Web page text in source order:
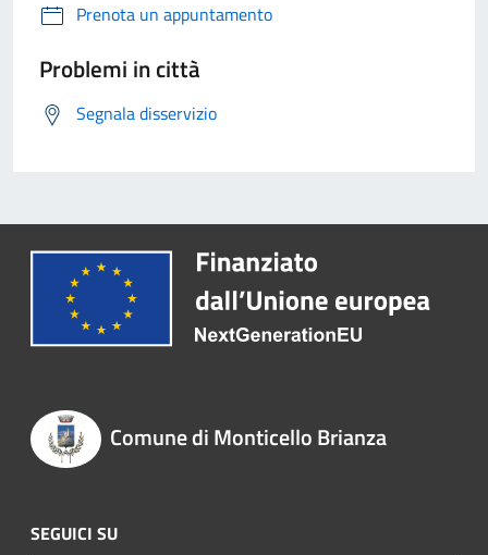
Prenota un appuntamento
Problemi in città
Segnala disservizio
Comune di Monticello Brianza
SEGUICI SU